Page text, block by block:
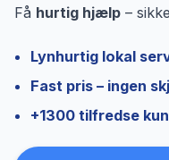
Få hurtig hjælp –
Lynhurtig lokal
Fast pris – ingen
+1300 tilfredse